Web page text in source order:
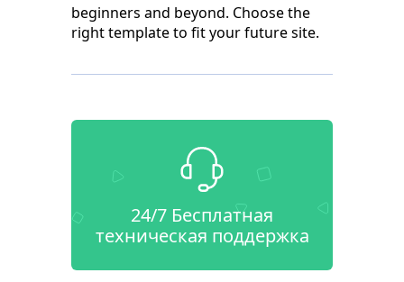
beginners and beyond. Choose the
right template to fit your future site.
24/7 Бесплатная
техническая поддержка